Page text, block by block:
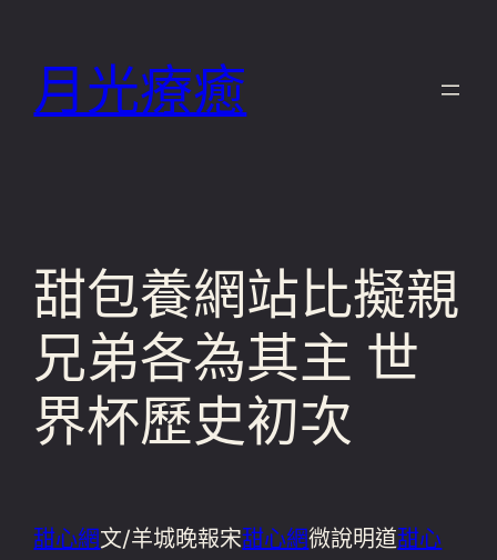
月光療癒
甜包養網站比擬親
兄弟各為其主 世
界杯歷史初次
甜心網文/羊城晚報宋甜心網微說明道甜心